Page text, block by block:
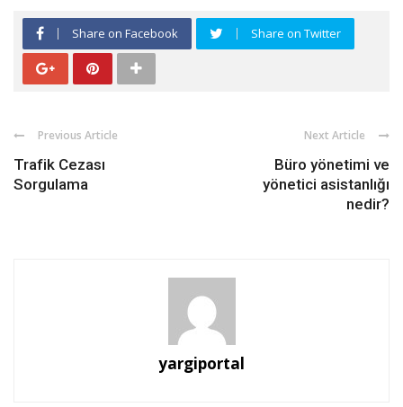
Share on Facebook Share on Twitter
Previous Article
Trafik Cezası
Sorgulama
Next Article
Büro yönetimi ve
yönetici asistanlığı
nedir?
yargiportal